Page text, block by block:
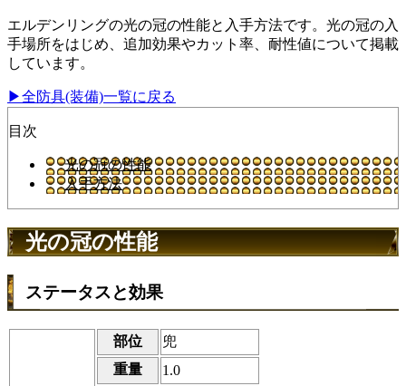
エルデンリングの光の冠の性能と入手方法です。光の冠の入
手場所をはじめ、追加効果やカット率、耐性値について掲載
しています。
▶全防具(装備)一覧に戻る
目次
光の冠の性能
入手方法
光の冠の性能
ステータスと効果
部位
兜
重量
1.0